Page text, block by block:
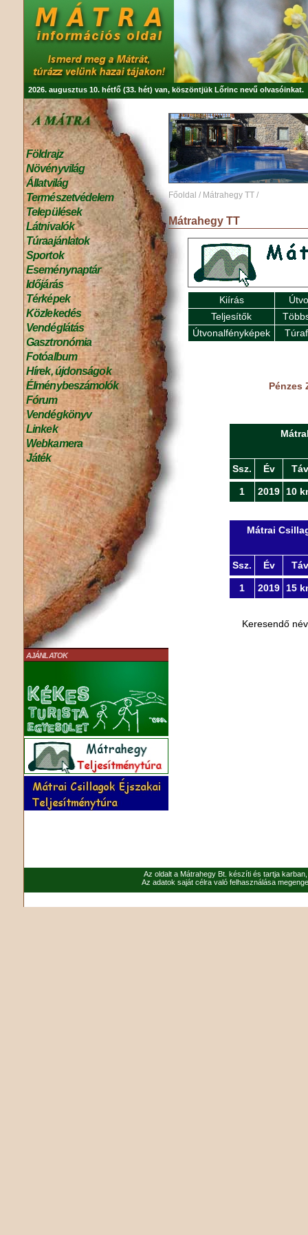
2026. augusztus 10. hétfő (33. hét) van, köszöntjük Lőrinc nevű olvasóinkat.
Földrajz
Növényvilág
Állatvilág
Természetvédelem
Települések
Látnivalók
Túraajánlatok
Sportok
Eseménynaptár
Időjárás
Térképek
Közlekedés
Vendéglátás
Gasztronómia
Fotóalbum
Hírek, újdonságok
Élménybeszámolók
Fórum
Vendégkönyv
Linkek
Webkamera
Játék
AJÁNLATOK
Főoldal / Mátrahegy TT /
Mátrahegy TT
Kiírás
Teljesítők
Útvonalfényképek
Pénzes
Ssz. Év Táv
1 2019 10
Mátrai
Ssz. Év Táv
1 2019 15
Keresendő
Az oldalt a Mátrahegy Bt. készíti és tartja
Az adatok saját célra való felhasználása